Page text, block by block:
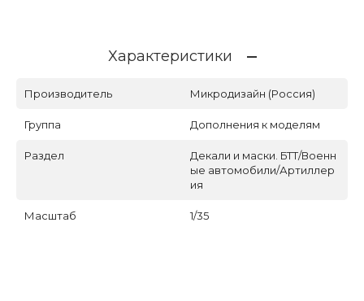
Характеристики
Производитель Микродизайн (Россия)
Группа Дополнения к моделям
Раздел
Декали и маски. БТТ/Военн
ые автомобили/Артиллер
ия
Масштаб 1/35